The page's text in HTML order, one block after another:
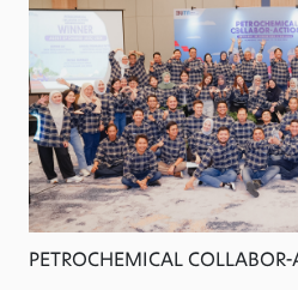
PETROCHEMICAL